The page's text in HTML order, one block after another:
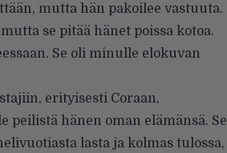
mutta hän pakoilee vastuuta.
se pitää hänet poissa kotoa.
Se oli minulle elokuvan
erityisesti Coraan,
peilistä hänen oman elämänsä. Se
lasta ja kolmas tulossa,